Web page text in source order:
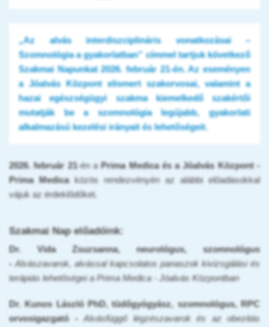
„Az alvás interdiszciplináris vonatkozásai –
Szomnológia a gyakorlatban” címmel tartjuk következő
Szakmai Napunkat 2026. február 21-én. Az eseményen
a Jóalvás Központ elismert szakorvosai, valamint a
hazai egészségügyi szakma kiemelkedő szakértői
mutatják be a szomnológia legújabb, gyakorlati
alkalmazású kezelési irányait és lehetőségeit.
2026. február 21-én aPrima Medica és a Jóalvás Központ -
Prima Medica közös rendezvényén az alábbi előadásokkal
vájuk az érdeklődőket.
Szakmai Nap előadóink:
Dr. Vida Zsuzsanna, neurológus, szomnológus
-Alvászavarok, alvással kapcsolatos panaszok kivizsgálási és
terápiás lehetőségei a Prima Medica - Jóalvás Központban
Dr. Kunos László PhD, tüdőgyógyász, szomnológus, RPC
orvosigazgató -Alvásfüggő légzészavarok és az obezitás